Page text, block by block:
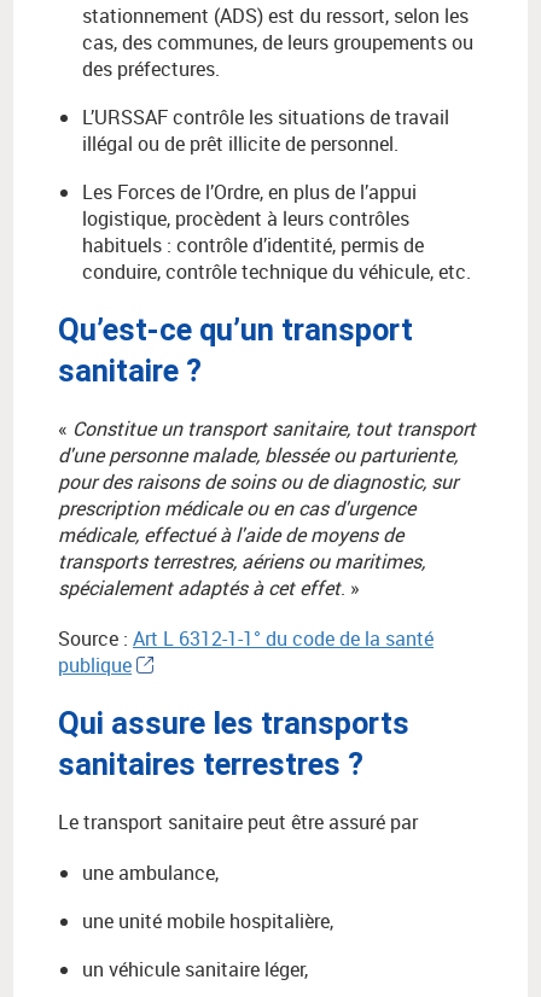
stationnement (ADS) est du ressort, selon les
cas, des communes, de leurs groupements ou
des préfectures.
L’URSSAF contrôle les situations de travail
illégal ou de prêt illicite de personnel.
Les Forces de l’Ordre, en plus de l’appui
logistique, procèdent à leurs contrôles
habituels : contrôle d’identité, permis de
conduire, contrôle technique du véhicule, etc.
Qu’est-ce qu’un transport
sanitaire ?
« Constitue un transport sanitaire, tout transport
d'une personne malade, blessée ou parturiente,
pour des raisons de soins ou de diagnostic, sur
prescription médicale ou en cas d'urgence
médicale, effectué à l'aide de moyens de
transports terrestres, aériens ou maritimes,
spécialement adaptés à cet effet. »
Source : Art L 6312-1-1° du code de la santé
publique
Qui assure les transports
sanitaires terrestres ?
Le transport sanitaire peut être assuré par
une ambulance,
une unité mobile hospitalière,
un véhicule sanitaire léger,